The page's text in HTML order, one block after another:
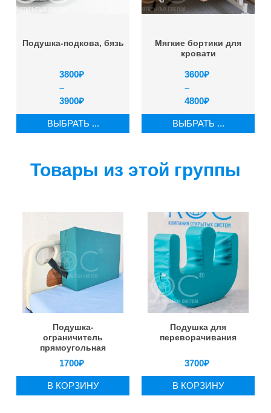
Подушка-подкова, бязь
3800₽
–
3900₽
ВЫБРАТЬ ...
Мягкие бортики для
кровати
3600₽
–
4800₽
ВЫБРАТЬ ...
Товары из этой группы
Подушка-
ограничитель
прямоугольная
1700₽
В КОРЗИНУ
Подушка для
переворачивания
3700₽
В КОРЗИНУ